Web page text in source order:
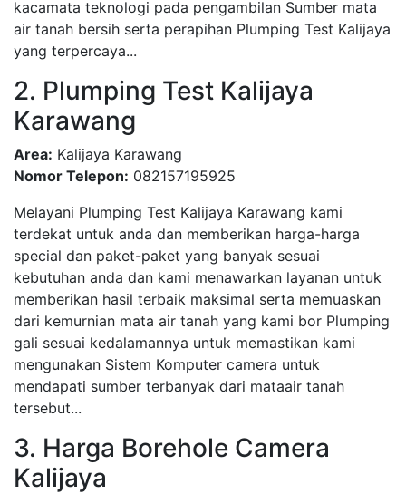
kacamata teknologi pada pengambilan Sumber mata
air tanah bersih serta perapihan Plumping Test Kalijaya
yang terpercaya...
2. Plumping Test Kalijaya
Karawang
Area: Kalijaya Karawang
Nomor Telepon: 082157195925
Melayani Plumping Test Kalijaya Karawang kami
terdekat untuk anda dan memberikan harga-harga
special dan paket-paket yang banyak sesuai
kebutuhan anda dan kami menawarkan layanan untuk
memberikan hasil terbaik maksimal serta memuaskan
dari kemurnian mata air tanah yang kami bor Plumping
gali sesuai kedalamannya untuk memastikan kami
mengunakan Sistem Komputer camera untuk
mendapati sumber terbanyak dari mataair tanah
tersebut...
3. Harga Borehole Camera
Kalijaya